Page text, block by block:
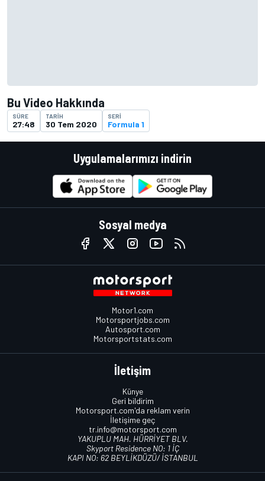
Bu Video Hakkında
SÜRE
27:48
TARIH
30 Tem 2020
SERI
Formula 1
Uygulamalarımızı indirin
Sosyal medya
Motor1.com
Motorsportjobs.com
Autosport.com
Motorsportstats.com
İletişim
Künye
Geri bildirim
Motorsport.com'da reklam verin
İletişime geç
tr.info@motorsport.com
YAKUPLU MAH. HÜRRİYET BLV.
Skyport Residence NO: 1 İÇ
KAPI NO: 62 BEYLİKDÜZÜ/ İSTANBUL